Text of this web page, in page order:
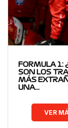
FORMULA 1:
SON LOS
MÁS
UNA…
VER